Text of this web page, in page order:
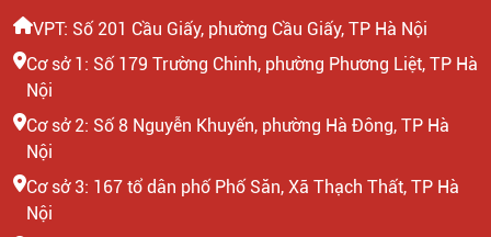
VPT: Số 201 Cầu Giấy, phường Cầu Giấy, TP Hà Nội
Cơ sở 1: Số 179 Trường Chinh, phường Phương Liệt, TP Hà
Nội
Cơ sở 2: Số 8 Nguyễn Khuyến, phường Hà Đông, TP Hà
Nội
Cơ sở 3: 167 tổ dân phố Phố Săn, Xã Thạch Thất, TP Hà
Nội